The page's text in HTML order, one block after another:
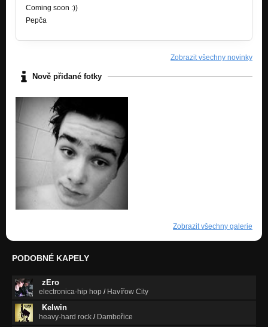
Coming soon :))
Pepča
Zobrazit všechny novinky
Nově přidané fotky
Zobrazit všechny galerie
PODOBNÉ KAPELY
zEro
electronica-hip hop / Havířow City
Kelwin
heavy-hard rock / Dambořice